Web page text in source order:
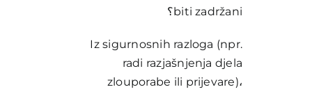
biti zadržani؟
Iz sigurnosnih razloga (npr.
radi razjašnjenja djela
zlouporabe ili prijevare)،